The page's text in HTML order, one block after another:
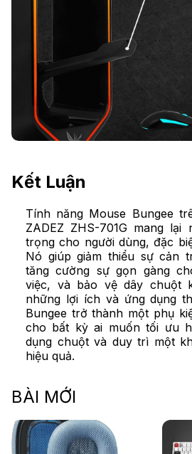
Kết Luận
Tính năng Mouse Bungee
ZADEZ ZHS-701G mang
trọng cho người dùng, đặc
Nó giúp giảm thiểu sự cản
tăng cường sự gọn gàng
việc, và bảo vệ dây chuột
những lợi ích và ứng dụng
Bungee trở thành một phụ
cho bất kỳ ai muốn tối ưu
dụng chuột và duy trì một
hiệu quả.
BÀI MỚI